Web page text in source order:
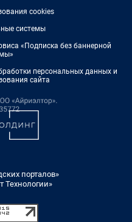
cookies
системы
«Подписка без баннерной
персональных данных и
сайта
порталов»
Технологии»